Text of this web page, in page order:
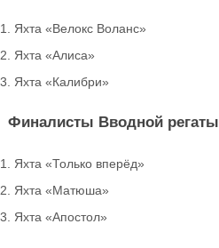
Яхта «Велокс Воланс»
Яхта «Алиса»
Яхта «Калибри»
Финалисты Вводной регаты
Яхта «Только вперёд»
Яхта «Матюша»
Яхта «Апостол»